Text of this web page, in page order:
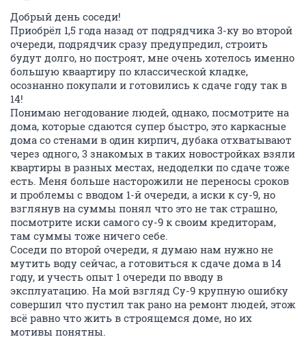
Добрый день соседи!
Приобрёл 1,5 года назад от подрядчика 3-ку во второй
очереди, подрядчик сразу предупредил, строить
будут долго, но построят, мне очень хотелось именно
большую кваартиру по классической кладке,
осознанно покупали и готовились к сдаче году так в
14!
Понимаю негодование людей, однако, посмотрите на
дома, которые сдаются супер быстро, это каркасные
дома со стенами в один кирпич, дубака отхватывают
через одного, 3 знакомых в таких новостройках взяли
квартиры в разных местах, недоделки по сдаче тоже
есть. Меня больше насторожили не переносы сроков
и проблемы с вводом 1-й очереди, а иски к су-9, но
взглянув на суммы понял что это не так страшно,
посмотрите иски самого су-9 к своим кредиторам,
там суммы тоже ничего себе.
Соседи по второй очереди, я думаю нам нужно не
мутить воду сейчас, а готовиться к сдаче дома в 14
году, и учесть опыт 1 очереди по вводу в
эксплуатацию. На мой взгляд Су-9 крупную ошибку
совершил что пустил так рано на ремонт людей, этож
всё равно что жить в строящемся доме, но их
мотивы понятны.